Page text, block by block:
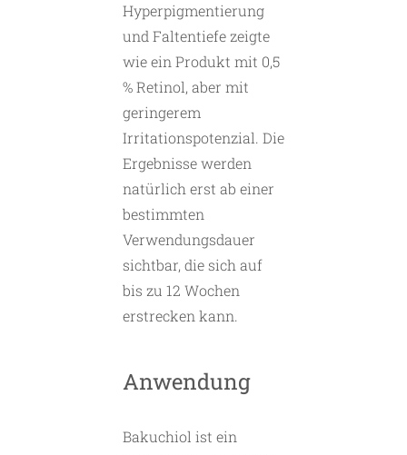
Hyperpigmentierung
und Faltentiefe zeigte
wie ein Produkt mit 0,5
% Retinol, aber mit
geringerem
Irritationspotenzial. Die
Ergebnisse werden
natürlich erst ab einer
bestimmten
Verwendungsdauer
sichtbar, die sich auf
bis zu 12 Wochen
erstrecken kann.
Anwendung
Bakuchiol ist ein